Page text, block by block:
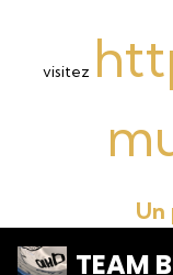
visitez
Un
TEAM